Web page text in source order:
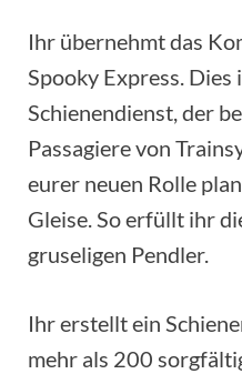
Ihr übernehmt das
Spooky Express. Dies
Schienendienst, der
Passagiere von
eurer neuen Rolle
Gleise. So erfüllt ihr
gruseligen Pendler.
Ihr erstellt ein
mehr als 200